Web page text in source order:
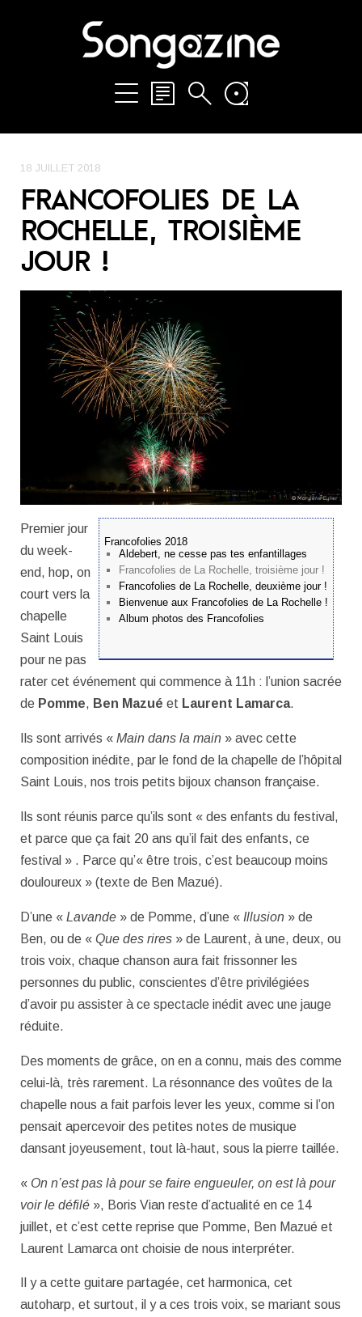
18 JUILLET 2018
FRANCOFOLIES DE LA
ROCHELLE, TROISIÈME
JOUR !
Francofolies 2018
Aldebert, ne cesse pas tes enfantillages
Francofolies de La Rochelle, troisième jour !
Francofolies de La Rochelle, deuxième jour !
Bienvenue aux Francofolies de La Rochelle !
Album photos des Francofolies
Premier jour
du week-
end, hop, on
court vers la
chapelle
Saint Louis
pour ne pas
rater cet événement qui commence à 11h : l’union sacrée
de Pomme, Ben Mazué et Laurent Lamarca.
Ils sont arrivés « Main dans la main » avec cette
composition inédite, par le fond de la chapelle de l’hôpital
Saint Louis, nos trois petits bijoux chanson française.
Ils sont réunis parce qu’ils sont « des enfants du festival,
et parce que ça fait 20 ans qu’il fait des enfants, ce
festival » . Parce qu’« être trois, c’est beaucoup moins
douloureux » (texte de Ben Mazué).
D’une « Lavande » de Pomme, d’une « Illusion » de
Ben, ou de « Que des rires » de Laurent, à une, deux, ou
trois voix, chaque chanson aura fait frissonner les
personnes du public, conscientes d’être privilégiées
d’avoir pu assister à ce spectacle inédit avec une jauge
réduite.
Des moments de grâce, on en a connu, mais des comme
celui-là, très rarement. La résonnance des voûtes de la
chapelle nous a fait parfois lever les yeux, comme si l’on
pensait apercevoir des petites notes de musique
dansant joyeusement, tout là-haut, sous la pierre taillée.
« On n’est pas là pour se faire engueuler, on est là pour
voir le défilé », Boris Vian reste d’actualité en ce 14
juillet, et c’est cette reprise que Pomme, Ben Mazué et
Laurent Lamarca ont choisie de nous interpréter.
Il y a cette guitare partagée, cet harmonica, cet
autoharp, et surtout, il y a ces trois voix, se mariant sous